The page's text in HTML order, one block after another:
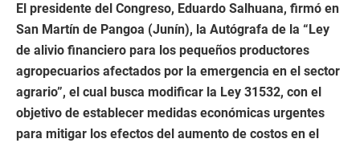
El presidente del Congreso, Eduardo Salhuana, firmó en
San Martín de Pangoa (Junín), la Autógrafa de la “Ley
de alivio financiero para los pequeños productores
agropecuarios afectados por la emergencia en el sector
agrario”, el cual busca modificar la Ley 31532, con el
objetivo de establecer medidas económicas urgentes
para mitigar los efectos del aumento de costos en el